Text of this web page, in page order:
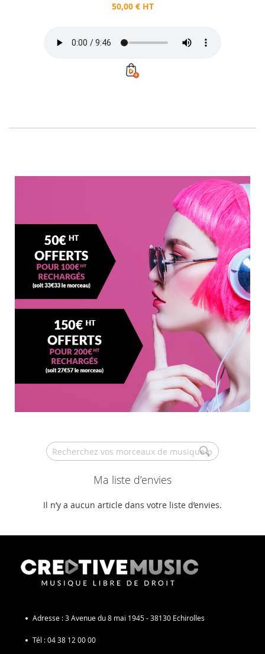
50,00 € HT
Ma liste d’envies
Il n’y a aucun article dans votre liste d’envies.
Adresse :3 Avenue du 8 mai 1945 - 38130 Echirolles
Tél :04 38 12 00 00